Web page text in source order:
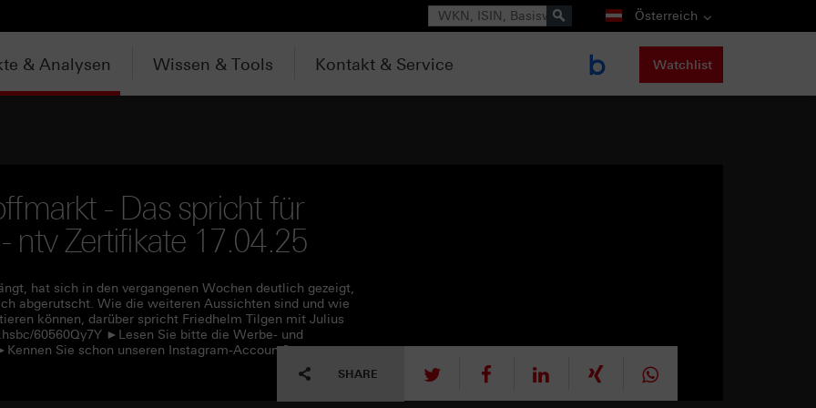
Suche Österreich
& Analysen Wissen & Tools Kontakt & Service Watchlist
- Das spricht für
ntv Zertifikate 17.04.25
hat sich in den vergangenen Wochen deutlich gezeigt,
abgerutscht. Wie die weiteren Aussichten sind und wie
können, darüber spricht Friedhelm Tilgen mit Julius
60560Qy7Y ►Lesen Sie bitte die Werbe- und
Sie schon unseren Instagram-Account?
SHARE tweet mitteilen